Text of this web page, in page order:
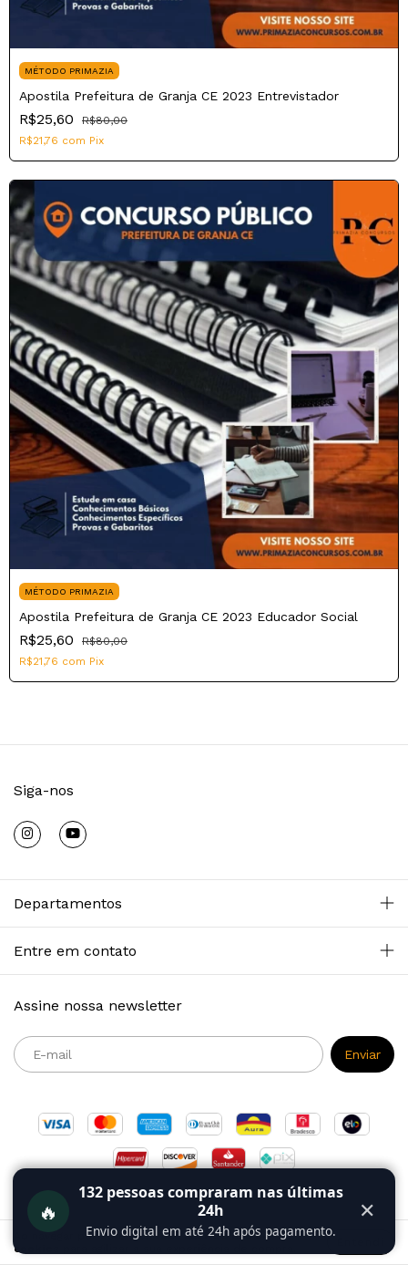
Ao navegar por este sitevocê aceita o uso de
cookies
MÉTODO PRIMAZIA
Apostila Prefeitura de Granja CE 2023 Entrevistador
R$25,60
R$80,00
R$21,76 com Pix
MÉTODO PRIMAZIA
Apostila Prefeitura de Granja CE 2023 Educador Social
R$25,60
R$80,00
R$21,76 com Pix
Siga-nos
Departamentos
Entre em contato
Assine nossa newsletter
🔥
132 pessoas compraram nas últimas
24h
Envio digital em até 24h após pagamento.
✕